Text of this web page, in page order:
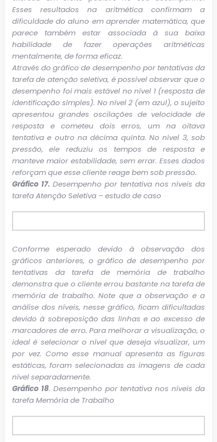
Esses resultados na aritmética confirmam a
dificuldade do aluno em aprender matemática, que
parece também estar associada à sua baixa
habilidade de fazer operações aritméticas
mentalmente, de forma eficaz.
Através do gráfico de desempenho por tentativas da
tarefa de atenção seletiva, é possível observar que o
desempenho foi mais estável no nível 1 (resposta de
identificação simples). No nível 2 (em azul), o sujeito
apresentou grandes oscilações de velocidade de
resposta e cometeu dois erros, um na oitava
tentativa e outro na décima quinta. No nível 3, sob
pressão, ele reduziu os tempos de resposta e
manteve maior estabilidade, sem errar. Esses dados
reforçam que esse cliente reage bem sob pressão.
Gráfico 17. Desempenho por tentativa nos níveis da
tarefa Atenção Seletiva – estudo de caso
Conforme esperado devido à observação dos
gráficos anteriores, o gráfico de desempenho por
tentativas da tarefa de memória de trabalho
demonstra que o cliente errou bastante na tarefa de
memória de trabalho. Note que a observação e a
análise dos níveis, nesse gráfico, ficam dificultadas
devido à sobreposição das linhas e ao excesso de
marcadores de erro. Para melhorar a visualização, o
ideal é selecionar o nível que deseja visualizar, um
por vez. Como esse manual apresenta as figuras
estáticas, foram selecionadas as imagens de cada
nível separadamente.
Gráfico 18. Desempenho por tentativa nos níveis da
tarefa Memória de Trabalho